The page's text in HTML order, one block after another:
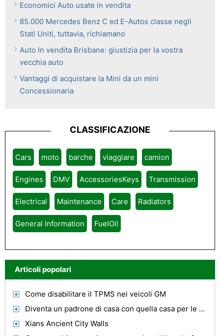
Economici Auto usate in vendita
85.000 Mercedes Benz C ed E-Autos classe negli
Stati Uniti, tuttavia, richiamano
Auto In vendita Brisbane: giustizia per la vostra
vecchia auto
Vantaggi di acquistare la Mini da un mini
Concessionaria
CLASSIFICAZIONE
Cars moto barche viaggiare camion
Engines DMV AccessoriesKeys Transmission
Electrical Maintenance Care Radiators
General Information FuelOil
Articoli popolari
Come disabilitare il TPMS nei veicoli GM
Diventa un padrone di casa con quella casa per le vacanze !
Xians Ancient City Walls